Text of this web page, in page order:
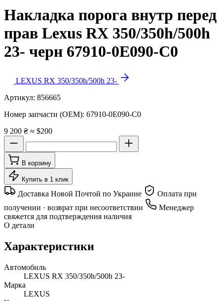
Накладка порога внутр перед
прав Lexus RX 350/350h/500h
23- черн 67910-0E090-C0
LEXUS RX 350/350h/500h 23-
Артикул: 856665
Номер запчасти (OEM): 67910-0E090-C0
9 200 ₴ ≈ $200
В корзину
Купить в 1 клик
Доставка Новой Почтой по Украине
Оплата при
получении · возврат при несоответствии
Менеджер
свяжется для подтверждения наличия
О детали
Характеристики
Автомобиль
LEXUS RX 350/350h/500h 23-
Марка
LEXUS